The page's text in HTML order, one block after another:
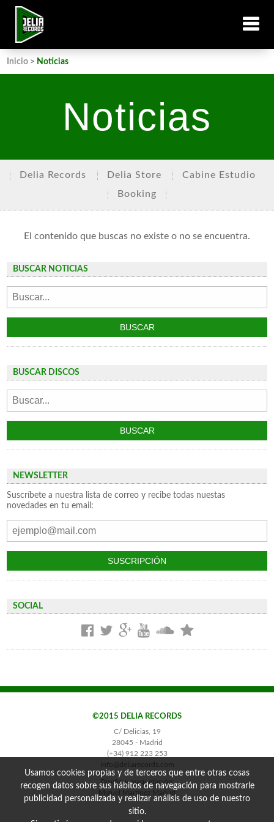
Inicio > Noticias
Noticias
Delia Records Delia Store
Cabine Estudio
Booking
El contenido que buscas no existe o no se encuentra.
BUSCAR NOTICIAS
BUSCAR DISCOS
NEWSLETTER
Suscríbete a nuestra lista de correo y recibe todas nuestas
novedades en tu email:
SOCIAL
©2015 DELIA RECORDS
C/ Delicias, 19
28045 - Madrid
(+34) 912 223 253
info@deliarecords.com
Diseño y maquetación:
Miguel Martínez Madrid
Usamos cookies propias y de terceros que entre otras cosas
recogen datos sobre sus hábitos de navegación para mostrarle
publicidad personalizada y realizar análisis de uso de nuestro
sitio.